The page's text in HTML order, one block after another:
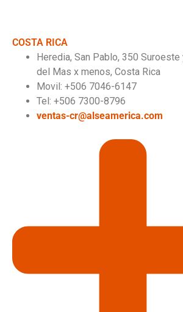
COSTA RICA
Heredia, San Pablo, 350
del Mas x menos, Costa Rica
Movil: +506 7046-6147
Tel: +506 7300-8796
ventas-cr@alseamerica.com